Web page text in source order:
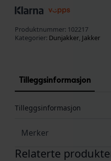
Produktnummer: 102217
Kategorier: Dunjakker, Jakker
Tilleggsinformasjon
Tilleggsinformasjon
Merker
Relaterte